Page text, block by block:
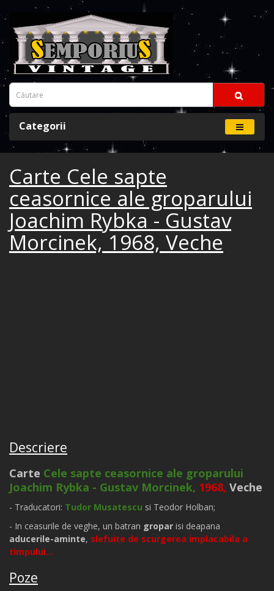
Categorii
Carte Cele sapte
ceasornice ale groparului
Joachim Rybka - Gustav
Morcinek, 1968, Veche
Descriere
Carte Cele sapte ceasornice ale groparului
Joachim Rybka - Gustav Morcinek, 1968, Veche
- Traducatori: Tudor Musatescu si Teodor Holban;
- In ceasurile de veghe, un batran gropar isi deapana
aducerile-aminte, slefuite de scurgerea implacabila a
timpului...
Poze